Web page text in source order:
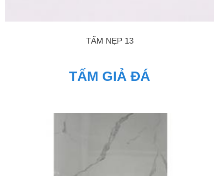
TẤM NẸP 13
TẤM GIẢ ĐÁ